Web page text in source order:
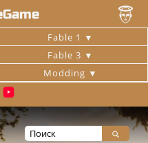
Fable 1
Fable 3
Modding